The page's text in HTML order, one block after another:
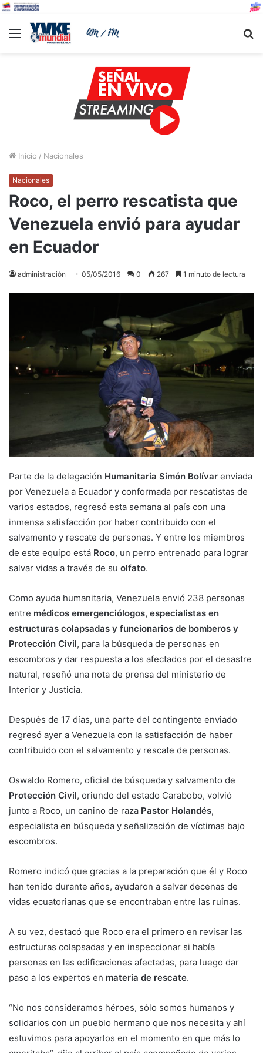
Menu
Inicio / Nacionales
Nacionales
Roco, el perro rescatista que
Venezuela envió para ayudar
en Ecuador
administración 05/05/2016 0 267 1 minuto de lectura
Parte de la delegación Humanitaria Simón Bolívar enviada
por Venezuela a Ecuador y conformada por rescatistas de
varios estados, regresó esta semana al país con una
inmensa satisfacción por haber contribuido con el
salvamento y rescate de personas. Y entre los miembros
de este equipo está Roco, un perro entrenado para lograr
salvar vidas a través de su olfato.
Como ayuda humanitaria, Venezuela envió 238 personas
entre médicos emergenciólogos, especialistas en
estructuras colapsadas y funcionarios de bomberos y
Protección Civil, para la búsqueda de personas en
escombros y dar respuesta a los afectados por el desastre
natural, reseñó una nota de prensa del ministerio de
Interior y Justicia.
Después de 17 días, una parte del contingente enviado
regresó ayer a Venezuela con la satisfacción de haber
contribuido con el salvamento y rescate de personas.
Oswaldo Romero, oficial de búsqueda y salvamento de
Protección Civil, oriundo del estado Carabobo, volvió
junto a Roco, un canino de raza Pastor Holandés,
especialista en búsqueda y señalización de víctimas bajo
escombros.
Romero indicó que gracias a la preparación que él y Roco
han tenido durante años, ayudaron a salvar decenas de
vidas ecuatorianas que se encontraban entre las ruinas.
A su vez, destacó que Roco era el primero en revisar las
estructuras colapsadas y en inspeccionar si había
personas en las edificaciones afectadas, para luego dar
paso a los expertos en materia de rescate.
“No nos consideramos héroes, sólo somos humanos y
solidarios con un pueblo hermano que nos necesita y ahí
estuvimos para apoyarlos en el momento en que más lo